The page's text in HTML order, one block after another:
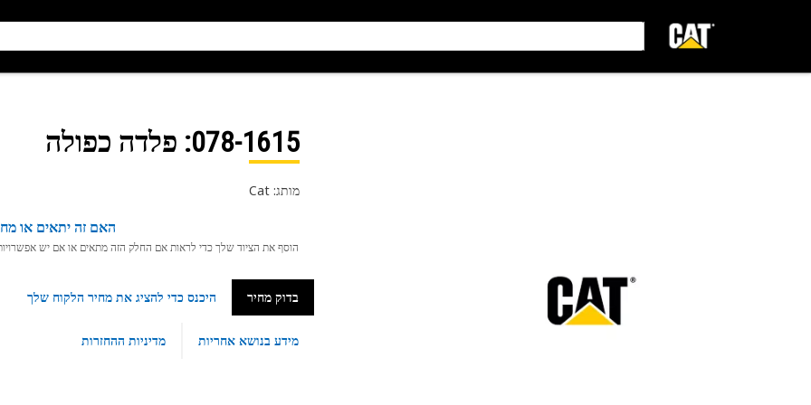
078-1615: פלדה כפולה
מותג: Cat
האם זה יתאים או
הוסף את הציוד שלך כדי לראות אם החלק הזה מתאים או אם יש אפשרויות
בדוק מחיר היכנס כדי להציג את מחיר הלקוח שלך
מידע בנושא אחריות מדיניות ההחזרות